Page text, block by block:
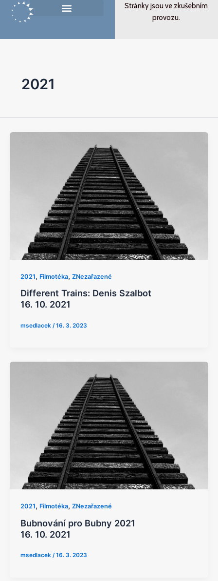
Přeskočit
Stránky jsou ve zkušebním
provozu.
2021
2021, Filmotéka, ZNezařazené
Different Trains: Denis Szalbot
16. 10. 2021​
msedlacek /16. 3. 2023
2021, Filmotéka, ZNezařazené
Bubnování pro Bubny 2021
16. 10. 2021​
msedlacek /16. 3. 2023